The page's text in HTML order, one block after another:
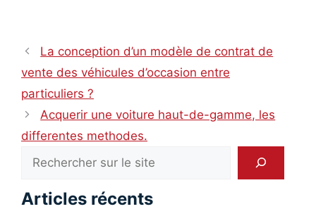
La conception d’un modèle de contrat de
vente des véhicules d’occasion entre
particuliers ?
Acquerir une voiture haut-de-gamme, les
differentes methodes.
Articles récents